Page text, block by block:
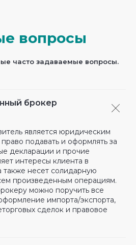
вопросы
часто задаваемые вопросы.
брокер
является юридическим
подавать и оформлять за
декларации и прочие
интересы клиента в
также несет солидарную
произведенным операциям.
можно поручить все
импорта/экспорта,
сделок и правовое